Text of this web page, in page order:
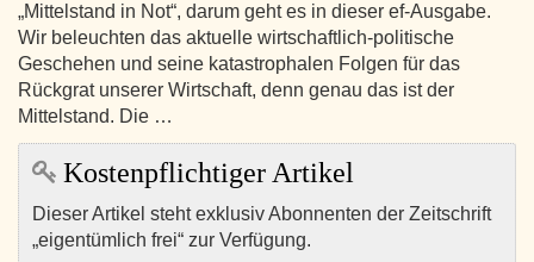
„Mittelstand in Not“, darum geht es in dieser ef-Ausgabe.
Wir beleuchten das aktuelle wirtschaftlich-politische
Geschehen und seine katastrophalen Folgen für das
Rückgrat unserer Wirtschaft, denn genau das ist der
Mittelstand. Die …
Kostenpflichtiger Artikel
Dieser Artikel steht exklusiv Abonnenten der Zeitschrift
„eigentümlich frei“ zur Verfügung.